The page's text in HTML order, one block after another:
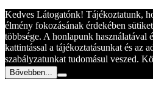
Kedves Látogatónk! Tájékoztatunk,
élmény fokozásának érdekében
többsége. A honlapunk használatával
kattintással a tájékoztatásunkat és az
szabályzatunkat tudomásul veszed.
Bővebben...